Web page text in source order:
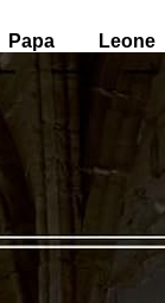
Papa Leone